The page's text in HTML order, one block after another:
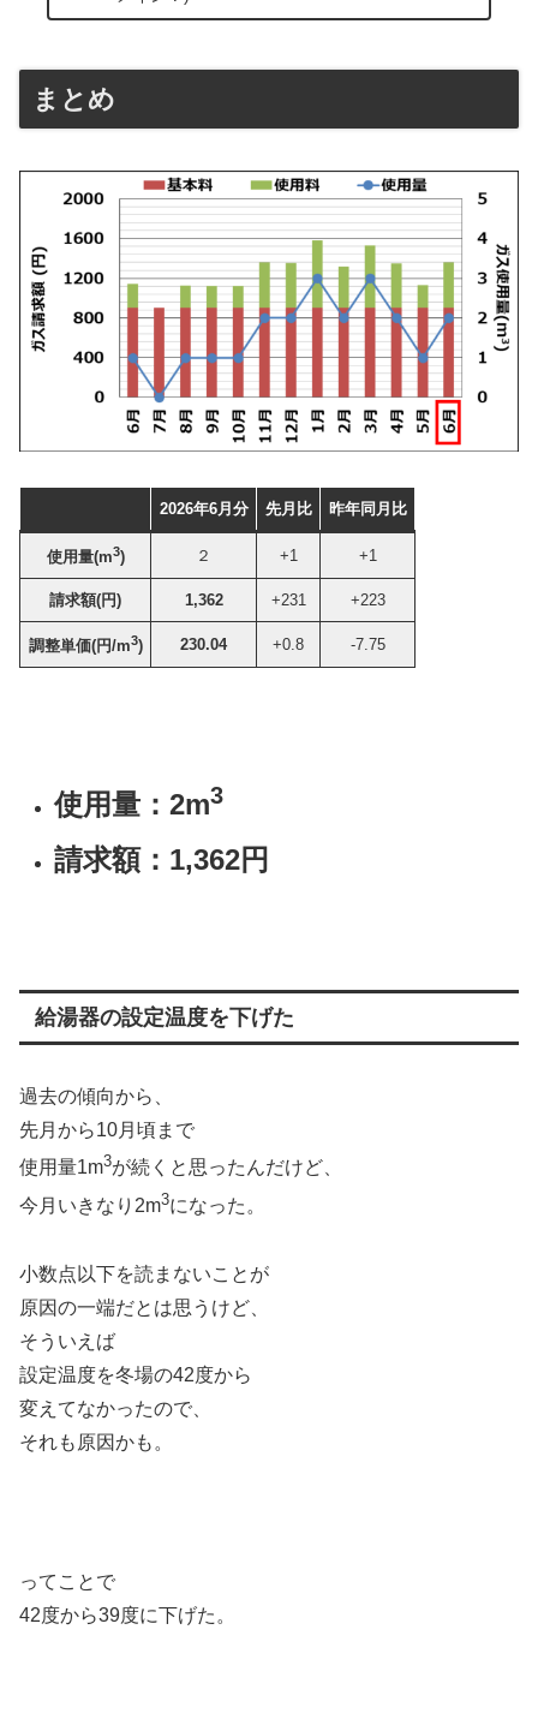
まとめ
2026年6月分 先月比 昨年同月比
使用量(m3) ２ +1 +1
請求額(円) 1,362 +231 +223
調整単価(円/m3) 230.04 +0.8 -7.75
使用量：2m3
請求額：1,362円
給湯器の設定温度を下げた
過去の傾向から、
先月から10月頃まで
使用量1m3が続くと思ったんだけど、
今月いきなり2m3になった。
小数点以下を読まないことが
原因の一端だとは思うけど、
そういえば
設定温度を冬場の42度から
変えてなかったので、
それも原因かも。
ってことで
42度から39度に下げた。